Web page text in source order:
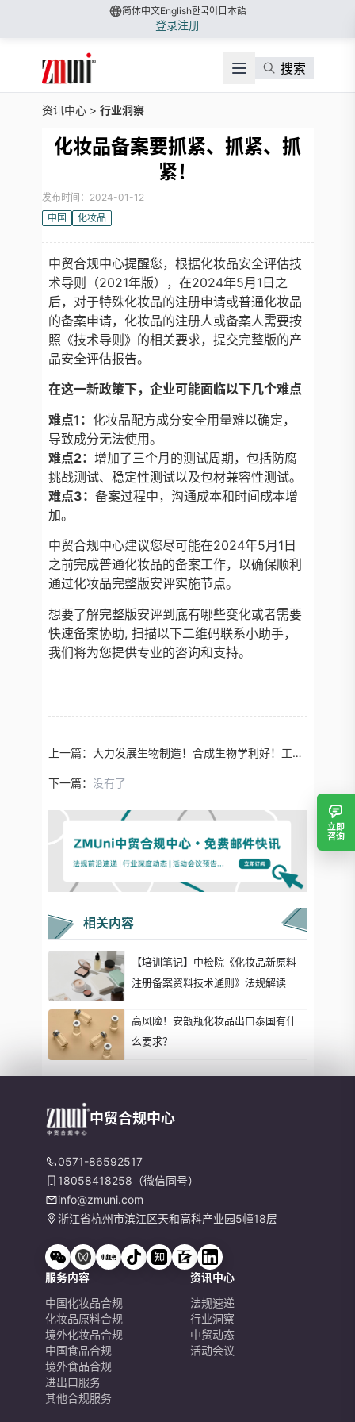
简体中文English한국어 日本語
登录注册
搜索
资讯中心 > 行业洞察
化妆品备案要抓紧、抓紧、抓
紧！
发布时间：2024-01-12
中国
化妆品
中贸合规中心提醒您，根据化妆品安全评估技
术导则（2021年版），在2024年5月1日之
后，对于特殊化妆品的注册申请或普通化妆品
的备案申请，化妆品的注册人或备案人需要按
照《技术导则》的相关要求，提交完整版的产
品安全评估报告。
在这一新政策下，企业可能面临以下几个难点
难点1： 化妆品配方成分安全用量难以确定，
导致成分无法使用。
难点2： 增加了三个月的测试周期，包括防腐
挑战测试、稳定性测试以及包材兼容性测试。
难点3： 备案过程中，沟通成本和时间成本增
加。
中贸合规中心建议您尽可能在2024年5月1日
之前完成普通化妆品的备案工作，以确保顺利
通过化妆品完整版安评实施节点。
想要了解完整版安评到底有哪些变化或者需要
快速备案协助, 扫描以下二维码联系小助手，
我们将为您提供专业的咨询和支持。
上一篇： 大力发展生物制造！合成生物学利好！工信部、发改委等八部委联合印发《关于加快传统制造业转型升级的指导意见》
下一篇： 没有了
相关内容
【培训笔记】中检院《化妆品新原料
注册备案资料技术通则》法规解读
高风险！安瓿瓶化妆品出口泰国有什
么要求？
立即
咨询
中贸合规中心
0571-86592517
18058418258（微信同号）
info@zmuni.com
浙江省杭州市滨江区天和高科产业园5幢18层
服务内容
中国化妆品合规
化妆品原料合规
境外化妆品合规
中国食品合规
境外食品合规
进出口服务
其他合规服务
资讯中心
法规速递
行业洞察
中贸动态
活动会议